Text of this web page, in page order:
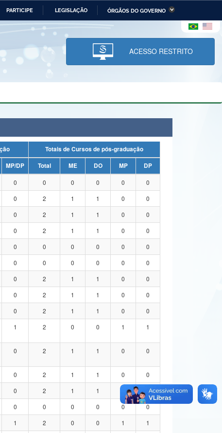
PARTICIPE LEGISLAÇÃO ÓRGÃOS DO GOVERNO
da Economia Ministério da Infraestrutura
Ministério da Ciência,
Tecnologia, Inovações e
Comunicações
Direitos Humanos
ACESSO RESTRITO
Totais de Cursos de pós-graduação
MP/DP Total ME DO MP
DP
0 0 0 0 0
0
0 2 1 1 0
0
0 2 1 1 0
0
0 2 1 1 0
0
0 0 0 0 0
0
0 0 0 0 0
0
0 2 1 1 0
0
0 2 1 1 0
0
0 2 1 1 0
0
1 2 0 0 1 1
0 2 1 1 0 0
0 2 1 1 0
0
0 2 1 1
0
0 0 0 0 0
0
1 2 0 0 1
1